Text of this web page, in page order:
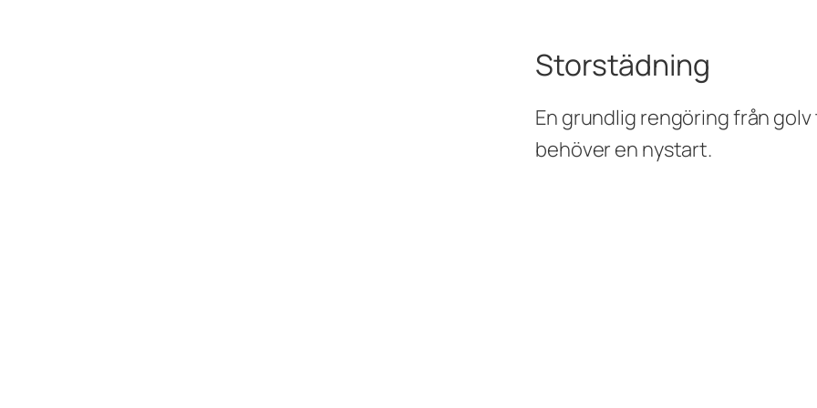
Storstädning
En grundlig rengöring från
behöver en nystart.